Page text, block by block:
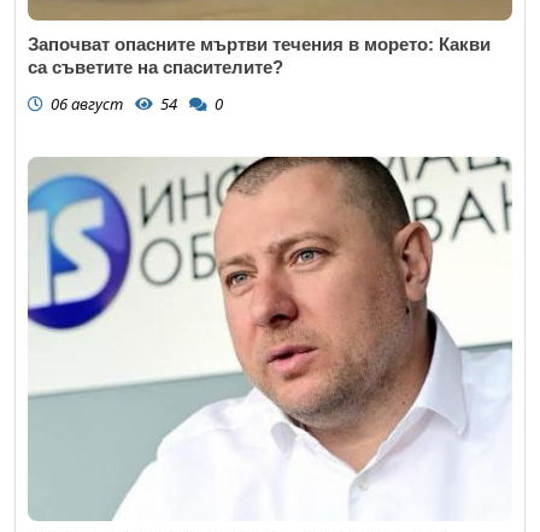
Започват опасните мъртви течения в морето: Какви
са съветите на спасителите?
06 август 54 0